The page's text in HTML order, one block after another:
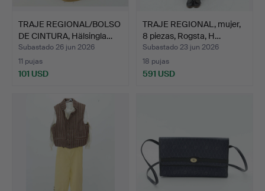
TRAJE REGIONAL/BOLSO
DE CINTURA, Hälsingla…
Subastado 26 jun 2026
11 pujas
101 USD
TRAJE REGIONAL, mujer,
8 piezas, Rogsta, H…
Subastado 23 jun 2026
18 pujas
591 USD